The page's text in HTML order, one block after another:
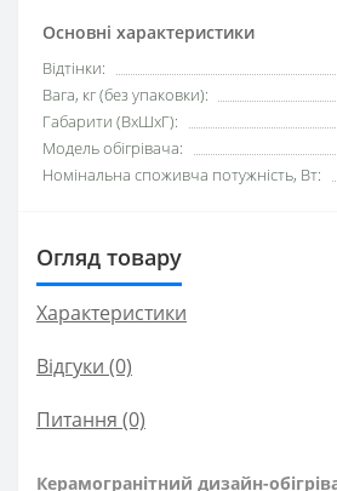
Основні характеристики
Відтінки:
Вага, кг (без упаковки):
Габарити (ВхШхГ):
Модель обігрівача:
Номінальна споживча потужність, Вт:
Огляд товару
Характеристики
Відгуки (0)
Питання (0)
Керамогранітний дизайн-